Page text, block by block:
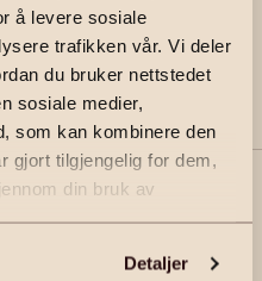
å levere sosiale
trafikken vår. Vi deler
du bruker nettstedet
sosiale medier,
som kan kombinere den
gjort tilgjengelig for dem,
din bruk av
Detaljer
INTERNT BRUKSAREAL
45m2
| Partner